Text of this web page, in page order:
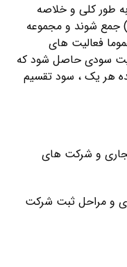
طور کلی و خلاصه
( ۲ نفر به بالا ) جمع شوند و مجموعه
فعالیت های
سودی حاصل شود که
هر یک ، سود تقسیم
های تجاری و شرکت های
و مراحل ثبت شرکت